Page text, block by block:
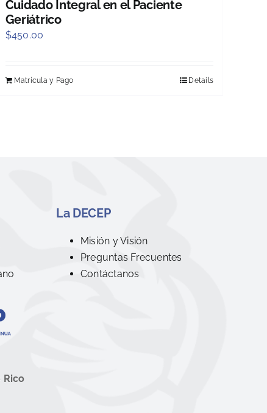
Cuidado Integral en el Paciente
Geriátrico
$450.00
Matrícula y Pago Details
La DECEP
Misión y Visión
Preguntas Frecuentes
Contáctanos
Rico